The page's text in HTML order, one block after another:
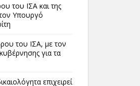
του ΙΣΑ και της
Υπουργό
του ΙΣΑ, με τον
για τα
επιχειρεί